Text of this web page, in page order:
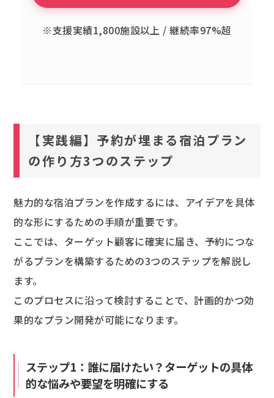
※支援実績1,800施設以上 / 継続率97%超
【実践編】予約が埋まる宿泊プラン
の作り方3つのステップ
魅力的な宿泊プランを作成するには、アイデアを具体
的な形にするための手順が重要です。
ここでは、ターゲット顧客に確実に届き、予約につな
がるプランを構築するための3つのステップを解説し
ます。
このプロセスに沿って検討することで、計画的かつ効
果的なプラン開発が可能になります。
ステップ1：誰に届けたい？ターゲットの具体
的な悩みや要望を明確にする